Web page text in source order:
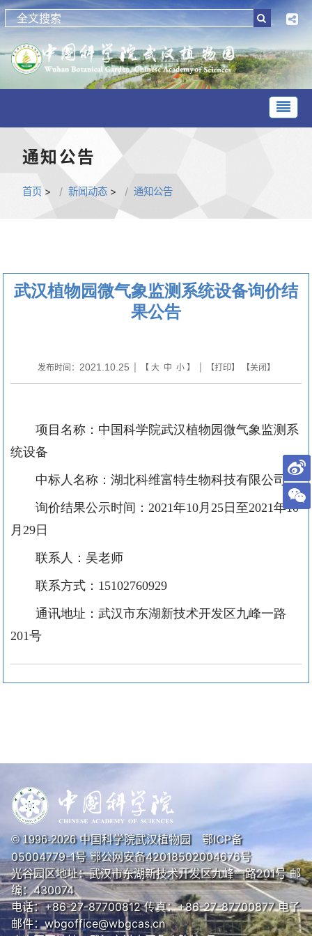
通知公告
首页 > 新闻动态 > 通知公告
武汉植物园微气象监测系统设备询价结
果公告
发布时间： 2021.10.25 | 【 大 中 小】 | 【打印】 【关闭】
项目名称：中国科学院武汉植物园微气象监测系
统设备
中标人名称：湖北科维富特生物科技有限公司
询价结果公示时间： 2021年10月 25日至2021年10
月 29日
联系人：吴老师
联系方式： 15102760929
通讯地址：武汉市东湖新技术开发区九峰一路
201号
© 1996-2026中国科学院武汉植物园 鄂ICP备
05004779-1号鄂公网安备42018502004676号
光谷园区地址：武汉市东湖新技术开发区九峰一路201号 邮
编：430074
电话：+86-27-87700812 传真：+86-27-87700877 电子
邮件：wbgoffice@wbgcas.cn